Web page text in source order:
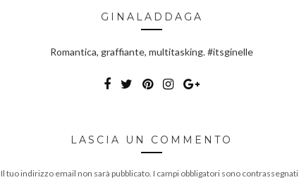
GINALADDAGA
Romantica, graffiante, multitasking. #itsginelle
LASCIA UN COMMENTO
Il tuo indirizzo email non sarà pubblicato. I campi obbligatori sono contrassegnati